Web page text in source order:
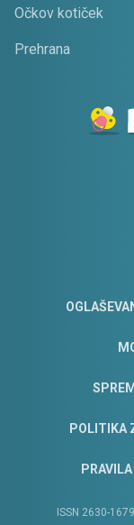
Očkov kotiček
Prehrana
POLITIKA
ISSN 2630-